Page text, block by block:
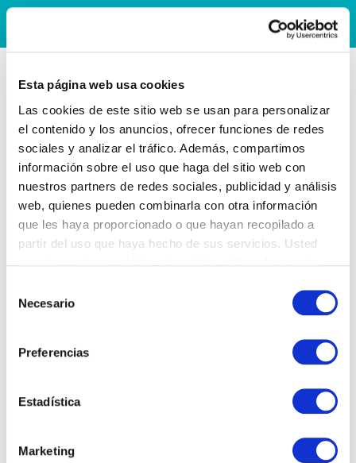
Esta página web usa cookies
Las cookies de este sitio web se usan para personalizar
el contenido y los anuncios, ofrecer funciones de redes
sociales y analizar el tráfico. Además, compartimos
información sobre el uso que haga del sitio web con
nuestros partners de redes sociales, publicidad y análisis
web, quienes pueden combinarla con otra información
que les haya proporcionado o que hayan recopilado a
partir del uso que haya hecho de sus servicios. Usted
Necesario
Preferencias
Estadística
Marketing